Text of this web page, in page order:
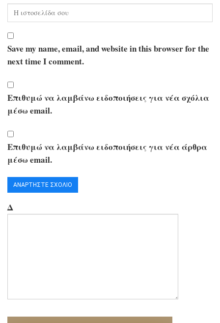
Save my name, email, and website in this browser for the
next time I comment.
Επιθυμώ να λαμβάνω ειδοποιήσεις για νέα σχόλια
μέσω email.
Επιθυμώ να λαμβάνω ειδοποιήσεις για νέα άρθρα
μέσω email.
Δ